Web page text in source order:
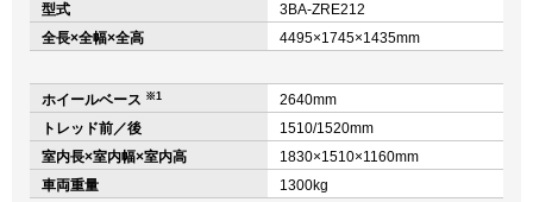
型式
3BA-ZRE212
全長×全幅×全高
4495×1745×1435mm
ホイールベース ※1
2640mm
トレッド前／後
1510/1520mm
室内長×室内幅×室内高
1830×1510×1160mm
車両重量
1300kg